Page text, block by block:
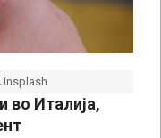
во Италија,